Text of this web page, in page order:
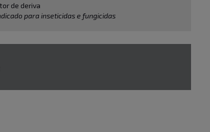
de deriva
para inseticidas e fungicidas